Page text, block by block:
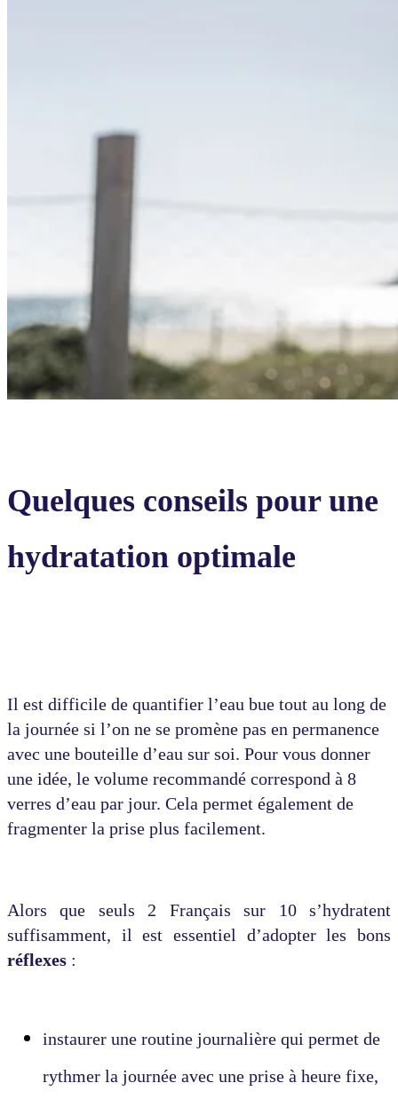
Quelques conseils pour une
hydratation optimale
Il est difficile de quantifier l’eau bue tout au long de
la journée si l’on ne se promène pas en permanence
avec une bouteille d’eau sur soi. Pour vous donner
une idée, le volume recommandé correspond à 8
verres d’eau par jour. Cela permet également de
fragmenter la prise plus facilement.
Alors que seuls 2 Français sur 10 s’hydratent
suffisamment, il est essentiel d’adopter les bons
réflexes :
instaurer une routine journalière qui permet de
rythmer la journée avec une prise à heure fixe,